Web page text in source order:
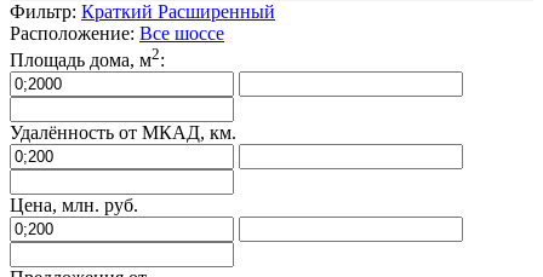
Фильтр: Краткий Расширенный
Расположение: Все шоссе
Площадь дома, м2:
Удалённость от МКАД, км.
Цена, млн. руб.